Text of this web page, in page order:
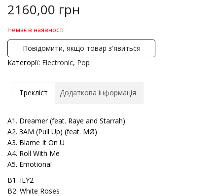
2160,00 грн
Немає в наявності
Повідомити, якщо товар з'явиться
Категорії: Electronic, Pop
Трекліст Додаткова інформація
A1. Dreamer (feat. Raye and Starrah)
A2. 3AM (Pull Up) (feat. MØ)
A3. Blame It On U
A4. Roll With Me
A5. Emotional
B1. ILY2
B2. White Roses